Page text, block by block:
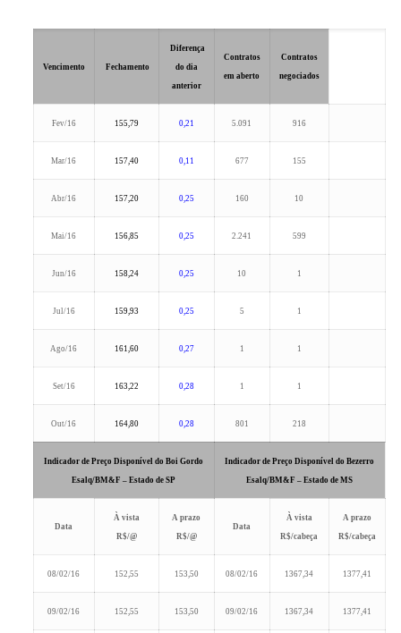
Vencimento Fechamento
Diferença
do dia
anterior
Contratos
em aberto
Contratos
negociados
Fev/16 155,79 0,21 5.091 916
Mar/16 157,40 0,11 677 155
Abr/16 157,20 0,25 160 10
Mai/16 156,85 0,25 2.241 599
Jun/16 158,24 0,25 10 1
Jul/16 159,93 0,25 5 1
Ago/16 161,60 0,27 1 1
Set/16 163,22 0,28 1 1
Out/16 164,80 0,28 801 218
Indicador de Preço Disponível do Boi Gordo
Esalq/BM&F – Estado de SP
Indicador de Preço Disponível do Bezerro
Esalq/BM&F – Estado de MS
Data
À vista
R$/@
A prazo
R$/@
Data
À vista
R$/cabeça
A prazo
R$/cabeça
08/02/16 152,55 153,50 08/02/16 1367,34 1377,41
09/02/16 152,55 153,50 09/02/16 1367,34 1377,41